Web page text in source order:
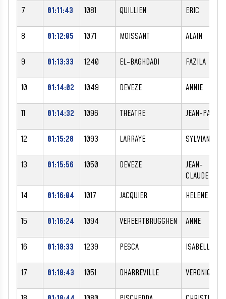
7 01:11:43 1081 QUILLIEN ERIC
8 01:12:05 1071 MOISSANT ALAIN
9 01:13:33 1240 EL-BAGHDADI FAZILA
10 01:14:02 1049 DEVEZE ANNIE
11 01:14:32 1096 THEATRE JEAN-PAUL
12 01:15:28 1093 LARRAYE SYLVIANE
13 01:15:56 1050 DEVEZE
JEAN-
CLAUDE
14
01:16:04 1017 JACQUIER HELENE
15 01:16:24 1094 VEREERTBRUGGHEN ANNE
16 01:18:33 1239 PESCA ISABELLE
17 01:18:43 1051 DHARREVILLE VERONIQUE